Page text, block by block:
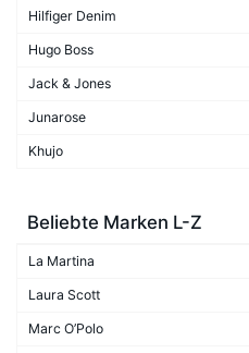
Hilfiger Denim
Hugo Boss
Jack & Jones
Junarose
Khujo
Beliebte Marken L-Z
La Martina
Laura Scott
Marc O’Polo